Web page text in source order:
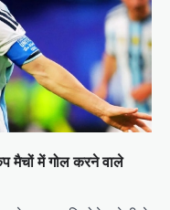
मैचों में गोल करने वाले